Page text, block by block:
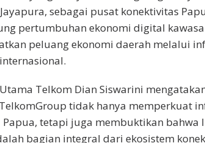
sebagai pusat konektivitas
pertumbuhan ekonomi digital
peluang ekonomi daerah melalui
Telkom Dian Siswarini
tidak hanya memperkuat
tetapi juga membuktikan bahwa
bagian integral dari ekosistem